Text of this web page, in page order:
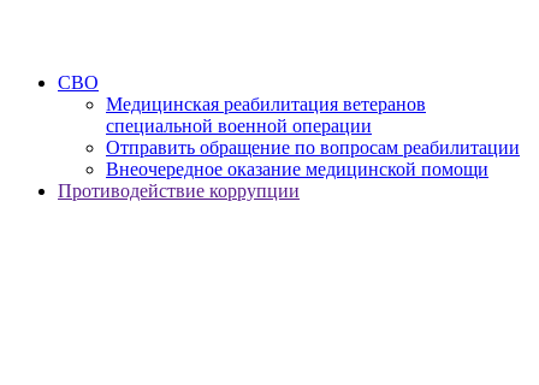
СВО
Медицинская реабилитация ветеранов
специальной военной операции
Отправить обращение по вопросам реабилитации
Внеочередное оказание медицинской помощи
Противодействие коррупции